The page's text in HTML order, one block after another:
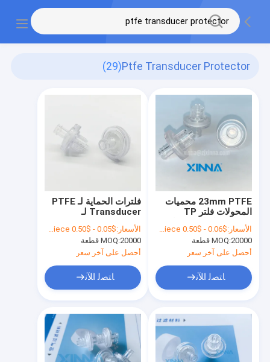
Ptfe Transducer Protector
(29)
فلترات الحماية لـ PTFE
Transducer لـ
Hemodialysis
الأسعار:$0.05 - $0.50 per piece
MOQ:20000 قطعة
أحصل على آخر سعر
ﺎﺘﺼﻟ ﺍﻶﻧ
23mm PTFE محميات
المحولات فلتر TP
هيدروفوبيك لمجموعات
أنابيب الغسيل الدموي
الأسعار:$0.06 - $0.50 per piece
MOQ:20000 قطعة
أحصل على آخر سعر
ﺎﺘﺼﻟ ﺍﻶﻧ